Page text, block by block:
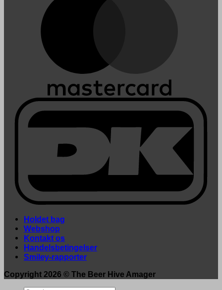
Holdet bag
Webshop
Kontakt os
Handelsbetingelser
Smiley-rapporter
Copyright 2026 © The Beer Hive Amager